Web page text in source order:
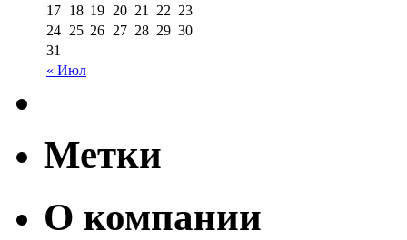
« Июл
17 18 19 20 21 22 23
24 25 26 27 28 29 30
31
Метки
О компании